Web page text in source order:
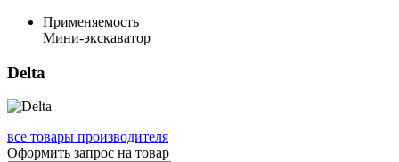
Применяемость
Мини-экскаватор
Delta
все товары производителя
Оформить запрос на товар